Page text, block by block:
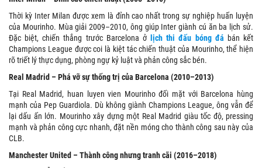
Thời kỳ Inter Milan được xem là đỉnh cao nhất trong sự nghiệp huấn luyện
của Mourinho. Mùa giải 2009–2010, ông giúp Inter giành cú ăn ba lịch sử.
Đặc biệt, chiến thắng trước Barcelona ở
lịch thi đấu bóng đá bán kết
Champions League được coi là kiệt tác chiến thuật của Mourinho, thể hiện
rõ triết lý thực dụng, phòng ngự kỷ luật và phản công sắc bén.
Real Madrid – Phá vỡ sự thống trị của Barcelona (2010–2013)
Tại Real Madrid, huan luyen vien Mourinho đối mặt với Barcelona hùng
mạnh của Pep Guardiola. Dù không giành Champions League, ông vẫn để
lại dấu ấn lớn. Mourinho xây dựng một Real Madrid giàu tốc độ, pressing
mạnh và phản công cực nhanh, đặt nền móng cho thành công sau này của
CLB.
Manchester United – Thành công nhưng tranh cãi (2016–2018)